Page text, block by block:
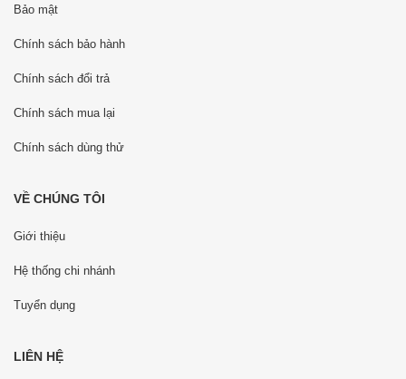
Bảo mật
Chính sách bảo hành
Chính sách đổi trả
Chính sách mua lại
Chính sách dùng thử
VỀ CHÚNG TÔI
Giới thiệu
Hệ thống chi nhánh
Tuyển dụng
LIÊN HỆ